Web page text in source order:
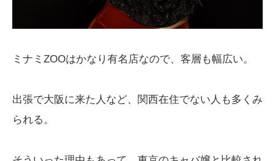
ミナミZOOはかなり有名店なので、客層も幅広い。
出張で大阪に来た人など、関西在住でない人も多くみ
られる。